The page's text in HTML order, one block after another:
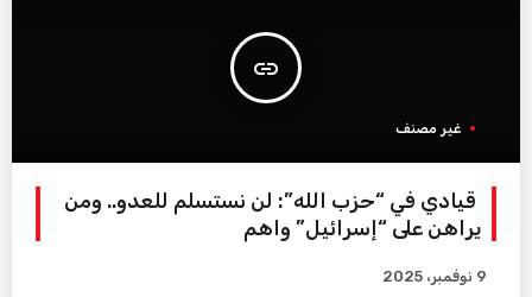
insert_link
غير مصنف
قيادي في “حزب الله”: لن نستسلم للعدو.. ومن
يراهن على “إسرائيل” واهم
9 نوفمبر، 2025